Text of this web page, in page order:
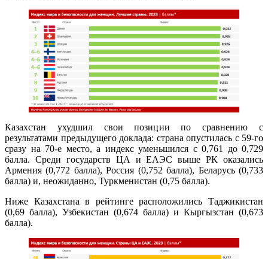
Казахстан ухудшил свои позиции по сравнению с
результатами предыдущего доклада: страна опустилась с 59-го
сразу на 70-е место, а индекс уменьшился с 0,761 до 0,729
балла. Среди государств ЦА и ЕАЭС выше РК оказались
Армения (0,772 балла), Россия (0,752 балла), Беларусь (0,733
балла) и, неожиданно, Туркменистан (0,75 балла).
Ниже Казахстана в рейтинге расположились Таджикистан
(0,69 балла), Узбекистан (0,674 балла) и Кыргызстан (0,673
балла).